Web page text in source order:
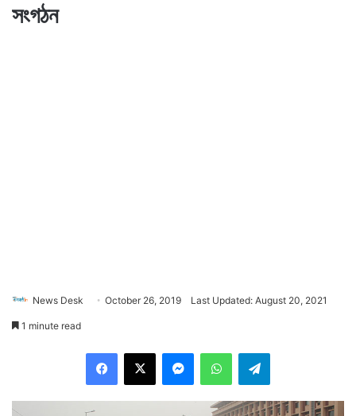
সংগঠন
News Desk October 26, 2019 Last Updated: August 20, 2021
1 minute read